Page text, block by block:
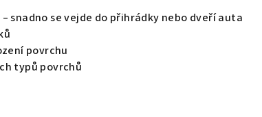
snadno se vejde do přihrádky nebo dveří auta
povrchu
typů povrchů